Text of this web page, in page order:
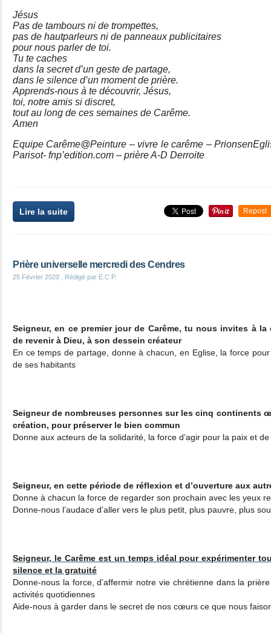
Jésus
Pas de tambours ni de trompettes,
pas de hautparleurs ni de panneaux publicitaires
pour nous parler de toi.
Tu te caches
dans la secret d’un geste de partage,
dans le silence d’un moment de prière.
Apprends-nous à te découvrir, Jésus,
toi, notre amis si discret,
tout au long de ces semaines de Carême.
Amen
Equipe Carême@Peinture – vivre le carême –
Parisot- fnp’edition.com – prière A-D Derroite
Lire la suite Repost
Prière universelle mercredi des Cendres
25 Février 2020 , Rédigé par E.C.P.
Seigneur, en ce premier jour de Carême, tu nous invites à la
de revenir à Dieu, à son dessein créateur
En ce temps de partage, donne à chacun, en Eglise, la force
de ses habitants
Seigneur de nombreuses personnes sur les cinq continents
création, pour préserver le bien commun
Donne aux acteurs de la solidarité, la force d’agir pour la paix et
Seigneur, en cette période de réflexion et d’ouverture aux
Donne à chacun la force de regarder son prochain avec les yeux
Donne-nous l’audace d’aller vers le plus petit, plus pauvre, plus
Seigneur, le Carême est un temps idéal pour expérimenter
silence et la gratuité
Donne-nous la force, d’affermir notre vie chrétienne dans la
activités quotidiennes
Aide-nous à garder dans le secret de nos cœurs ce que nous